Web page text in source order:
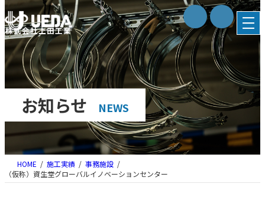
内
容
を
ス
キ
ッ
株式会社上田工業
お知らせ NEWS
HOME 施工実績
事務施設
（仮称）資生堂グローバルイノベーションセンター